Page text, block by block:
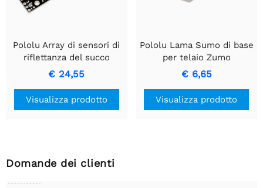
Pololu Array di sensori di
riflettanza del succo
€ 24,55
Visualizza prodotto
Pololu Lama Sumo di base
per telaio Zumo
€ 6,65
Visualizza prodotto
Domande dei clienti